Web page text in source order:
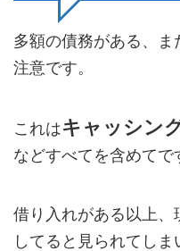
多額の債務がある、
注意です。
これはキャッシン
などすべてを含めてで
借り入れがある以上、
してると見られてしま